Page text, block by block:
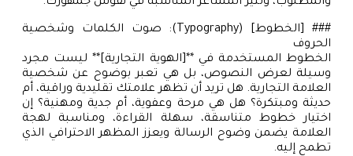
### [الخطوط] (Typography): صوت الكلمات وشخصية
الحروف
الخطوط المستخدمة في **[الهوية التجارية]** ليست مجرد
وسيلة لعرض النصوص، بل هي تعبر بوضوح عن شخصية
العلامة التجارية. هل تريد أن تظهر علامتك تقليدية وراقية، أم
حديثة ومبتكرة؟ هل هي مرحة وعفوية، أم جدية ومهنية؟ إن
اختيار خطوط متناسقة، سهلة القراءة، ومناسبة لهجة
العلامة يضمن وضوح الرسالة ويعزز المظهر الاحترافي الذي
تطمح إليه.